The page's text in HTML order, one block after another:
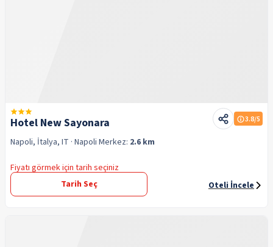
Hotel New Sayonara 3.8/5
Napoli, İtalya, IT · Napoli Merkez: 2.6 km
Fiyatı görmek için tarih seçiniz
Tarih Seç
Oteli İncele